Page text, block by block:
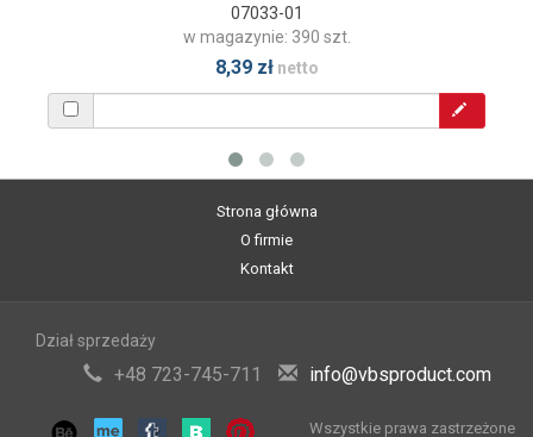
07033-01
w magazynie: 390 szt.
8,39 złnetto
Strona główna
O firmie
Kontakt
Dział sprzedaży
+48 723-745-711 info@vbsproduct.com
Wszystkie prawa zastrzeżone